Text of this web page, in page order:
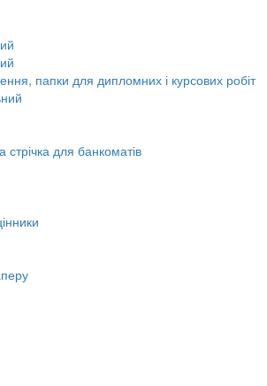
папки для дипломних і курсових робіт
стрічка для банкоматів